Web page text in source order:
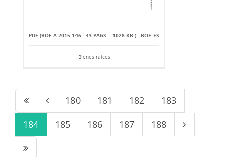
PDF (BOE-A-2015-146 - 43 PÁGS. - 1028 KB ) - BOE.ES
Bienes raíces
180 181 182
183
184
185 186 187 188